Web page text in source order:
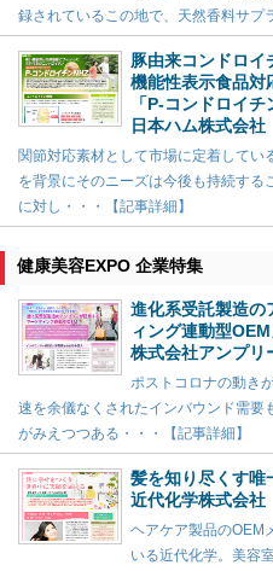
録されているこの地で、天然香料サプ
豚由来コンドロイ
機能性表示食品対
「P-コンドロイチ
日本ハム株式会社
関節対応素材として市場に定着してい
を背景にそのニーズは今後も持続す
に対し・・・【記事詳細】
健康美容EXPO 企業特集
進化系受託製造の
ィング連動型OEM
株式会社アンプリ
ポストコロナの動き
速を余儀なくされたインバウンド需要
がみえつつある・・・【記事詳細】
髪を知り尽くす唯
近代化学株式会社
ヘアケア製品のOEM
いる近代化学。美容